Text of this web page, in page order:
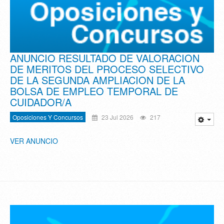
ANUNCIO RESULTADO DE VALORACION
DE MERITOS DEL PROCESO SELECTIVO
DE LA SEGUNDA AMPLIACION DE LA
BOLSA DE EMPLEO TEMPORAL DE
CUIDADOR/A
Oposiciones Y Concursos 23 Jul 2026 217
VER ANUNCIO